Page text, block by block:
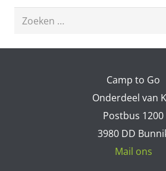
Zoeken
Camp to Go
Onderdeel van
Postbus 1200
3980 DD
Mail ons